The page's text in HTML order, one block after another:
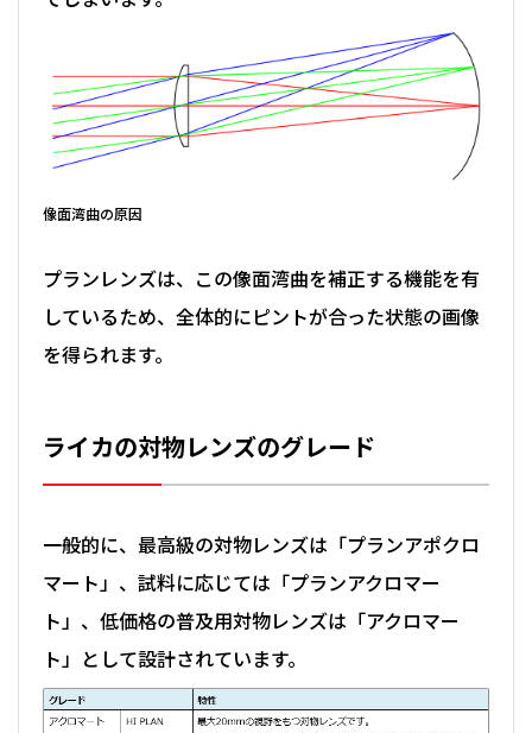
像面湾曲の原因
プランレンズは、この像面湾曲を補正する機能を有
しているため、全体的にピントが合った状態の画像
を得られます。
ライカの対物レンズのグレード
一般的に、最高級の対物レンズは「プランアポクロ
マート」、試料に応じては「プランアクロマー
ト」、低価格の普及用対物レンズは「アクロマー
ト」として設計されています。